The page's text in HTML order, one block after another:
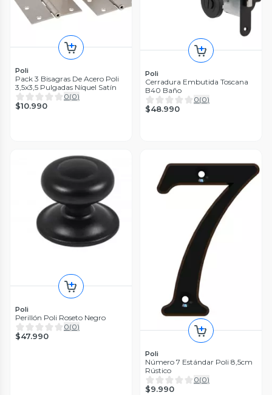
Poli
Pack 3 Bisagras De Acero Poli
3,5x3,5 Pulgadas Níquel Satín
0(0)
$10.990
Poli
Cerradura Embutida Toscana
B40 Baño
0(0)
$48.990
Poli
Perillón Poli Roseto Negro
0(0)
$47.990
Poli
Número 7 Estándar Poli 8,5cm
Rústico
0(0)
$9.990